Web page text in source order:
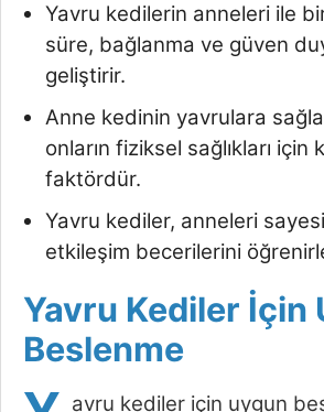
Yavru kedilerin anneleri ile
süre, bağlanma ve güven
geliştirir.
Anne kedinin yavrulara
onların fiziksel sağlıkları için
faktördür.
Yavru kediler, anneleri
etkileşim becerilerini
Yavru Kediler İçin
Beslenme
avru kediler için uygun